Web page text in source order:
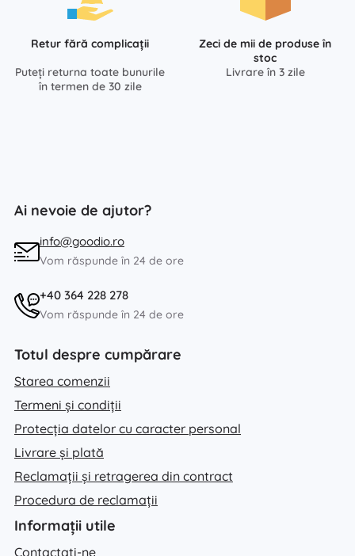
Retur fără complicații
Puteți returna toate bunurile
în termen de 30 zile
Zeci de mii de produse în
stoc
Livrare în 3 zile
Ai nevoie de ajutor?
info@goodio.ro
Vom răspunde în 24 de ore
+40 364 228 278
Vom răspunde în 24 de ore
Totul despre cumpărare
Starea comenzii
Termeni și condiții
Protecția datelor cu caracter personal
Livrare și plată
Reclamații și retragerea din contract
Procedura de reclamații
Informații utile
Contactați-ne